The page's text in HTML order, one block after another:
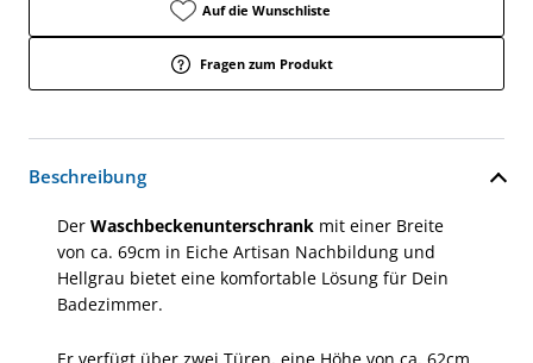
Auf die Wunschliste
Fragen zum Produkt
Beschreibung
Der Waschbeckenunterschrank mit einer Breite
von ca. 69cm in Eiche Artisan Nachbildung und
Hellgrau bietet eine komfortable Lösung für Dein
Badezimmer.